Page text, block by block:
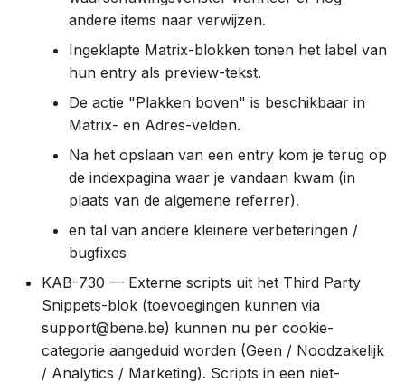
1.53.0 (21 feb 2024)
1.52.0 (6 feb 2024)
1.51.0 (12 jan 2024)
1.49.0 (29 dec 2023)
1.48.0 (21 nov 2023)
1.47.0 (9 nov 2023)
1.46.0 (12 jul 2023)
andere items naar verwijzen.
Ingeklapte Matrix-blokken tonen het label van
hun entry als preview-tekst.
De actie "Plakken boven" is beschikbaar in
Matrix- en Adres-velden.
Na het opslaan van een entry kom je terug op
de indexpagina waar je vandaan kwam (in
plaats van de algemene referrer).
en tal van andere kleinere verbeteringen /
bugfixes
KAB-730 — Externe scripts uit het Third Party
Snippets-blok (toevoegingen kunnen via
support@bene.be) kunnen nu per cookie-
categorie aangeduid worden (Geen / Noodzakelijk
/ Analytics / Marketing). Scripts in een niet-